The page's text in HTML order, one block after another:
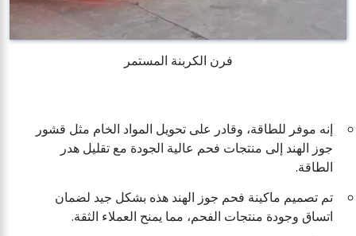
فرن الكربنة المستمر
إنه موفر للطاقة، وقادر على تحويل المواد الخام مثل قشور
جوز الهند إلى منتجات فحم عالية الجودة مع تقليل هدر
الطاقة.
تم تصميم ماكينة فحم جوز الهند هذه بشكل جيد لضمان
اتساق وجودة منتجات الفحم، مما يمنح العملاء الثقة.